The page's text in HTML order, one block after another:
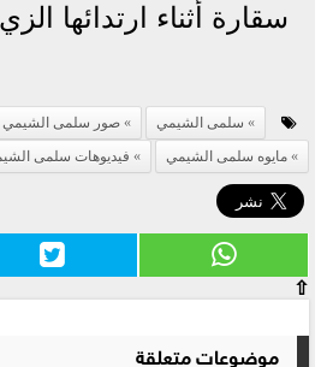
سقارة أثناء ارتدائها
سلمى الشيمي صور سلمى الشيمي
مايوه سلمى الشيمي
فيديوهات سلمى
⇧
موضوعات متعلقة